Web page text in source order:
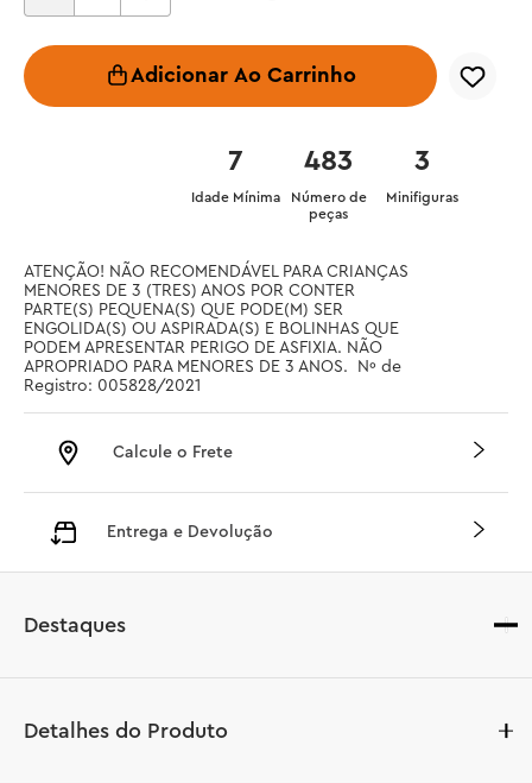
Adicionar Ao Carrinho
483
Número de
peças
7
Idade Mínima
3
Minifiguras
ATENÇÃO! NÃO RECOMENDÁVEL PARA CRIANÇAS
MENORES DE 3 (TRES) ANOS POR CONTER
PARTE(S) PEQUENA(S) QUE PODE(M) SER
ENGOLIDA(S) OU ASPIRADA(S) E BOLINHAS QUE
PODEM APRESENTAR PERIGO DE ASFIXIA. NÃO
APROPRIADO PARA MENORES DE 3 ANOS.  Nº de
Registro: 005828/2021
Calcule o Frete
Entrega e Devolução
Destaques
Detalhes do Produto